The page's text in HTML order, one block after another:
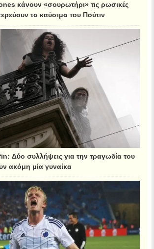
κάνουν «σουρωτήρι» τις ρωσικές
τα καύσιμα του Πούτιν
Δύο συλλήψεις για την τραγωδία του
ακόμη μία γυναίκα